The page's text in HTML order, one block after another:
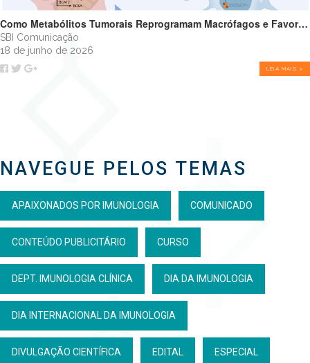
Como Metabólitos Tumorais Reprogramam Macrófagos e Favorecem o Crescimento Tumoral
SBI Comunicação
18 de junho de 2026
LEIA MAIS >
NAVEGUE PELOS TEMAS
APAIXONADOS POR IMUNOLOGIA COMUNICADO
CONTEÚDO PUBLICITÁRIO CURSO
DEPT. IMUNOLOGIA CLÍNICA DIA DA IMUNOLOGIA
DIA INTERNACIONAL DA IMUNOLOGIA
DIVULGAÇÃO CIENTÍFICA EDITAL ESPECIAL